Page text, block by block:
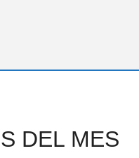
DEL MES